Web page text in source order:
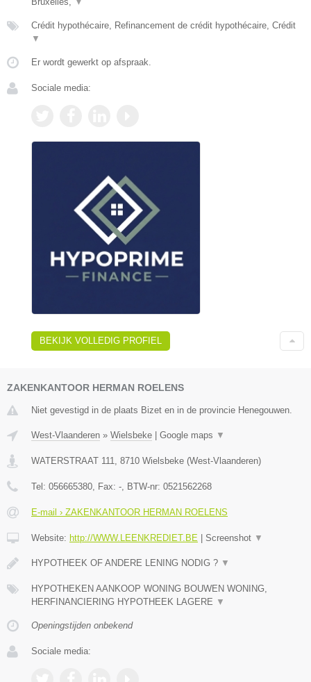
Crédit hypothécaire, Refinancement de crédit hypothécaire, Crédit
▼
Er wordt gewerkt op afspraak.
Sociale media:
BEKIJK VOLLEDIG PROFIEL
ZAKENKANTOOR HERMAN ROELENS
Niet gevestigd in de plaats Bizet en in de provincie Henegouwen.
West-Vlaanderen » Wielsbeke Google maps ▼
WATERSTRAAT 111 8710 Wielsbeke (West-Vlaanderen)
Tel: 056665380 , Fax: - , BTW-nr: 0521562268
E-mail › ZAKENKANTOOR HERMAN ROELENS
Website: http://WWW.LEENKREDIET.BE Screenshot ▼
HYPOTHEEK OF ANDERE LENING NODIG ? ▼
HYPOTHEKEN AANKOOP WONING BOUWEN WONING,
HERFINANCIERING HYPOTHEEK LAGERE ▼
Openingstijden onbekend
Sociale media: